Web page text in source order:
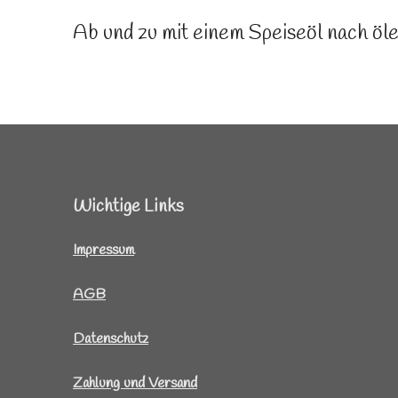
Ab und zu mit einem Speiseöl nach
Wichtige Links
Impressum
AGB
Datenschutz
Zahlung und Versand